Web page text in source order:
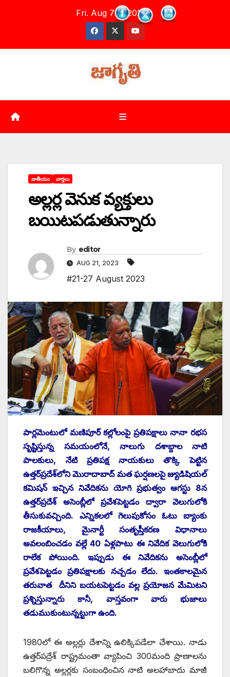
Fri. Aug 7th, 2026
జాతీయం వార్తలు
అల్లర్ల వెనుక వ్యక్తులు
బయిటపడుతున్నారు
By editor
AUG 21, 2023
#21-27 August 2023
పార్లమెంటులో మణిపూర్‌ ‌కల్లోలంపై ప్రతిపక్షాలు నానా రభస
సృష్టిస్తున్న సమయంలోనే, నాలుగు దశాబ్దాల నాటి
పాలకులు, నేటి ప్రతిపక్ష నాయకులు తొక్కి పెట్టిన
ఉత్తర్‌‌ప్రదేశ్‌లోని మొరాదాబాద్‌ ‌మత ఘర్షణలపై జ్యుడిషియల్‌
‌కమిషన్‌ ఇచ్చిన నివేదికను యోగి ప్రభుత్వం ఆగస్టు 8న
ఉత్తర్‌‌ప్రదేశ్‌ అసెంబ్లీలో ప్రవేశపెట్టడం ద్వారా వెలుగులోకి
తీసుకువచ్చింది. ఎన్నికలలో గెలుపుకోసం ఓటు బ్యాంకు
రాజకీయాలు, మైనార్టీ సంతృప్తీకరణ విధానాలు
అవలంబించడం వల్లే 40 ఏళ్లపాటు ఈ నివేదిక వెలుగులోకి
రాలేక పోయింది. ఇప్పుడు ఈ నివేదికను అసెంబ్లీలో
ప్రవేశపెట్టడం ప్రతిపక్షాలకు నచ్చడం లేదు. ఇంతకాలమైన
తరువాత దీనిని బయటపెట్టడం వల్ల ప్రయోజన మేమిటని
ప్రశ్నిస్తున్నారు కానీ, వాస్తవంగా వారు భుజాలు
తడుముకుంటున్నట్టుగా ఉంది.
1980లో ఈ అల్లర్లు దేశాన్ని ఉలిక్కిపడేలా చేశాయి. నాడు
ఉత్తర్‌పద్రేశ్‌ ‌రాష్ట్రమంతా వ్యాపించి 300మంది ప్రాణాలను
బలిగొన్న అల్లర్లకు సంబంధించిన నాటి అలహాబాదు మాజీ